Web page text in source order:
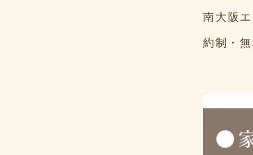
南大阪
約制・